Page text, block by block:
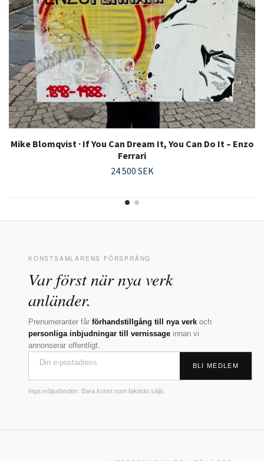
Mike Blomqvist · If You Can Dream It, You Can Do It – Enzo
Ferrari
24 500 SEK
KONSTSAMLARENS FÖRSPRÅNG
Var först när nya verk
anländer.
Prenumeranter får förhandstillgång till nya verk och
personliga inbjudningar till vernissage innan vi
annonserar offentligt.
BLI MEDLEM
Inga erbjudanden. Bara konst som faktiskt säljs.